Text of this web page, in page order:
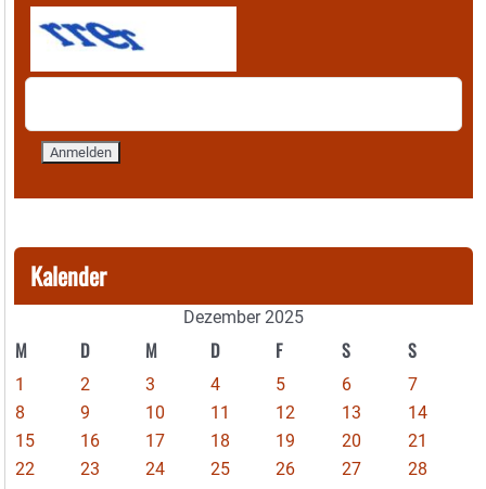
Kalender
Dezember 2025
M D M D F S S
1 2 3 4 5 6
7
8
9 10 11 12 13
14
15
16 17 18 19 20
21
22
23 24 25 26 27
28